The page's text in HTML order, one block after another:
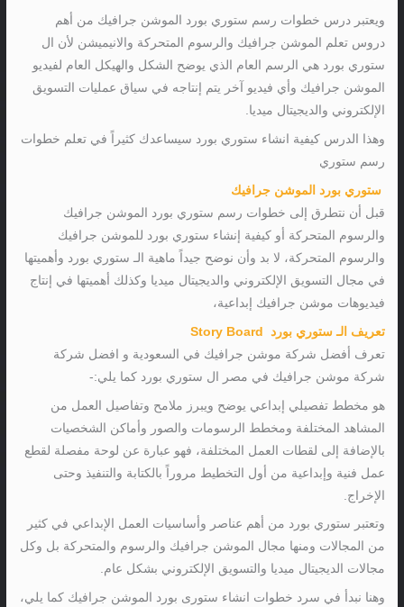
ويعتبر درس خطوات رسم ستوري بورد الموشن جرافيك من أهم
دروس تعلم الموشن جرافيك والرسوم المتحركة والانيميشن لأن ال
ستوري بورد هي الرسم العام الذي يوضح الشكل والهيكل العام لفيديو
الموشن جرافيك وأي فيديو آخر يتم إنتاجه في سياق عمليات التسويق
الإلكتروني والديجيتال ميديا.
وهذا الدرس كيفية انشاء ستوري بورد سيساعدك كثيراً في تعلم خطوات
رسم ستوري
ستوري بورد الموشن جرافيك
قبل أن نتطرق إلى خطوات رسم ستوري بورد الموشن جرافيك
والرسوم المتحركة أو كيفية إنشاء ستوري بورد للموشن جرافيك
والرسوم المتحركة، لا بد وأن نوضح جيداً ماهية الـ ستوري بورد وأهميتها
في مجال التسويق الإلكتروني والديجيتال ميديا وكذلك أهميتها في إنتاج
فيديوهات موشن جرافيك إبداعية،
تعريف الـ ستوري بورد
تعرف أفضل شركة موشن جرافيك في السعودية و افضل شركة
شركة موشن جرافيك في مصر ال ستوري بورد كما يلي:-
هو مخطط تفصيلي إبداعي يوضح ويبرز ملامح وتفاصيل العمل من
المشاهد المختلفة ومخطط الرسومات والصور وأماكن الشخصيات
بالإضافة إلى لقطات العمل المختلفة، فهو عبارة عن لوحة مفصلة لقطع
عمل فنية وإبداعية من أول التخطيط مروراً بالكتابة والتنفيذ وحتى
الإخراج.
وتعتبر ستوري بورد من أهم عناصر وأساسيات العمل الإبداعي في كثير
من المجالات ومنها مجال الموشن جرافيك والرسوم والمتحركة بل وكل
مجالات الديجيتال ميديا والتسويق الإلكتروني بشكل عام.
وهنا نبدأ في سرد خطوات انشاء ستورى بورد الموشن جرافيك كما يلي،